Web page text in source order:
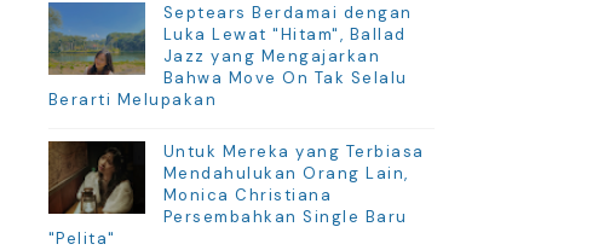
Septears Berdamai dengan
Luka Lewat "Hitam", Ballad
Jazz yang Mengajarkan
Bahwa Move On Tak Selalu
Berarti Melupakan
Untuk Mereka yang Terbiasa
Mendahulukan Orang Lain,
Monica Christiana
Persembahkan Single Baru
"Pelita"